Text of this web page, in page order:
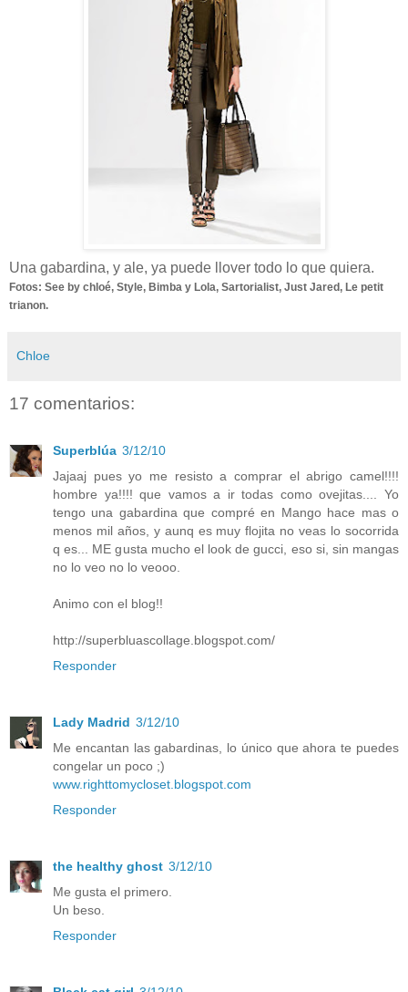
Una gabardina, y ale, ya puede llover todo lo que quiera.
Fotos: See by chloé, Style, Bimba y Lola, Sartorialist, Just Jared, Le petit
trianon.
Chloe
17 comentarios:
Superblúa 3/12/10
Jajaaj pues yo me resisto a comprar el abrigo camel!!!!
hombre ya!!!! que vamos a ir todas como ovejitas.... Yo
tengo una gabardina que compré en Mango hace mas o
menos mil años, y aunq es muy flojita no veas lo socorrida
q es... ME gusta mucho el look de gucci, eso si, sin mangas
no lo veo no lo veooo.
Animo con el blog!!
http://superbluascollage.blogspot.com/
Responder
Lady Madrid 3/12/10
Me encantan las gabardinas, lo único que ahora te puedes
congelar un poco ;)
www.righttomycloset.blogspot.com
Responder
the healthy ghost 3/12/10
Me gusta el primero.
Un beso.
Responder